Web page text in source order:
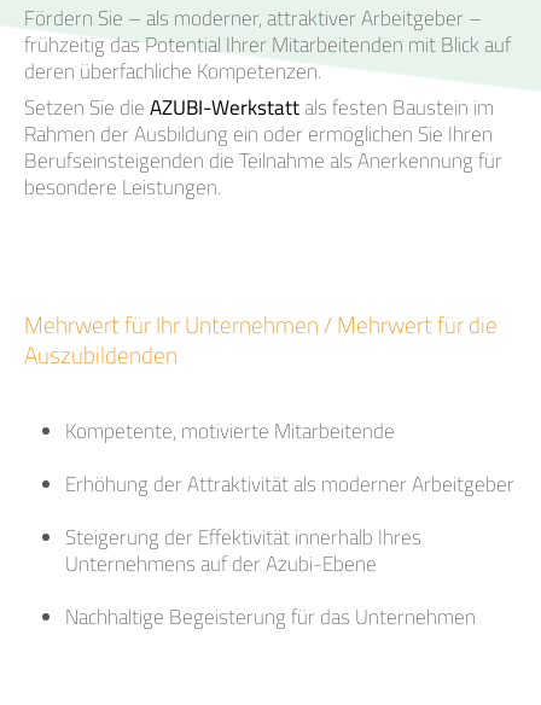
Fördern Sie – als moderner, attraktiver Arbeitgeber –
frühzeitig das Potential Ihrer Mitarbeitenden mit Blick auf
deren überfachliche Kompetenzen.
Setzen Sie dieAZUBI-Werkstattals festen Baustein im
Rahmen der Ausbildung ein oder ermöglichen Sie Ihren
Berufseinsteigenden die Teilnahme als Anerkennung für
besondere Leistungen.
Mehrwert für Ihr Unternehmen / Mehrwert für die
Auszubildenden
Kompetente, motivierte Mitarbeitende
Erhöhung der Attraktivität als moderner Arbeitgeber
Steigerung der Effektivität innerhalb Ihres
Unternehmens auf der Azubi-Ebene
Nachhaltige Begeisterung für das Unternehmen